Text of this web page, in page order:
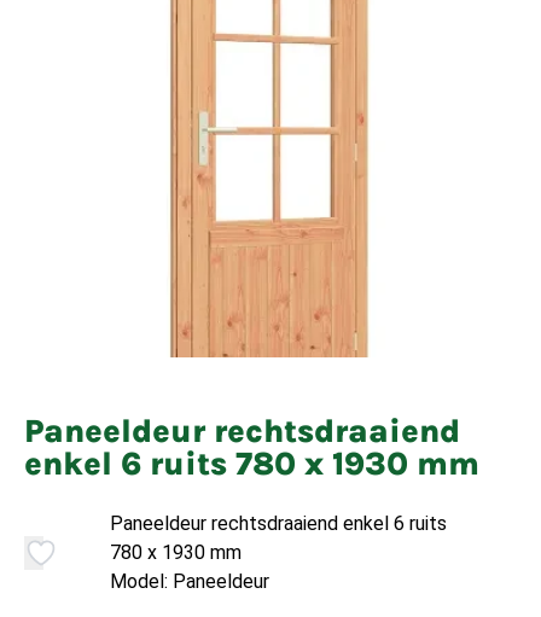
Paneeldeur rechtsdraaiend
enkel 6 ruits 780 x 1930 mm
Paneeldeur rechtsdraaiend enkel 6 ruits
780 x 1930 mm
Model: Paneeldeur